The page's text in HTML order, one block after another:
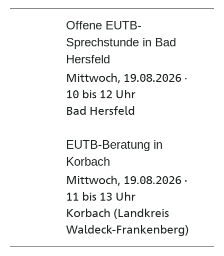
Offene EUTB-
Sprechstunde in Bad
Hersfeld
Mittwoch, 19.08.2026 ·
10 bis 12 Uhr
Bad Hersfeld
EUTB-Beratung in
Korbach
Mittwoch, 19.08.2026 ·
11 bis 13 Uhr
Korbach (Landkreis
Waldeck-Frankenberg)